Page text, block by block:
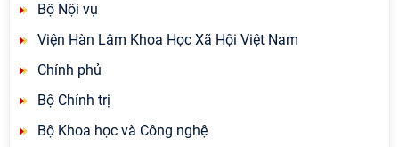
Bộ Nội vụ
Viện Hàn Lâm Khoa Học Xã Hội Việt Nam
Chính phủ
Bộ Chính trị
Bộ Khoa học và Công nghệ